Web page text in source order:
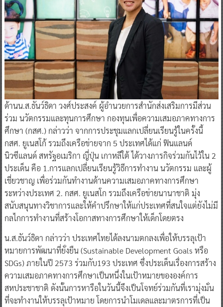
ด้านน.ส.ธันว์ธิดา วงศ์ประสงค์ ผู้อำนวยการสำนักส่งเสริมการมีส่วน
ร่วม นวัตกรรมและทุนการศึกษา กองทุนเพื่อความเสมอภาคทางการ
ศึกษา (กสศ.) กล่าวว่า จากการประชุมแลกเปลี่ยนเรียนรู้ในครั้งนี้
กสศ. ยูเนสโก้ รวมถึงเครือข่ายจาก 5 ประเทศได้แก่ ฟินแลนด์
นิวซีแลนด์ สหรัฐอเมริกา ญี่ปุ่น เกาหลีใต้ ได้วางภารกิจร่วมกันไว้ใน 2
ประเด็น คือ 1.การแลกเปลี่ยนเรียนรู้วิธีการทำงาน นวัตกรรม และผู้
เชี่ยวชาญ เพื่อร่วมกันทำงานด้านความเสมอภาคทางการศึกษา
ระหว่างประเทศ 2. กสศ. ยูเนสโก รวมถึงเครือข่ายนานาชาติ มุ่ง
สนับสนุนทางวิชาการและให้คำปรึกษาให้แก่ประเทศที่สนใจแต่ยังไม่มี
กลไกการทำงานที่สร้างโอกาสทางการศึกษาให้เด็กโดยตรง
น.ส.ธันว์ธิดา กล่าวว่า ประเทศไทยได้ลงนามตกลงเพื่อให้บรรลุเป้า
หมายการพัฒนาที่ยั่งยืน (Sustainable Development Goals หรือ
SDGs) ภายในปี 2573 ร่วมกับ193 ประเทศ ซึ่งประเด็นเรื่องการสร้าง
ความเสมอภาคทางการศึกษาเป็นหนึ่งในเป้าหมายขององค์การ
สหประชาชาติ ดังนั้นการหารือในวันนี้จึงเป็นโจทย์ร่วมกันที่เรามุ่งมั่น
ที่จะทำงานให้บรรลุเป้าหมาย โดยการนำโมเดลและมาตรการที่เป็น